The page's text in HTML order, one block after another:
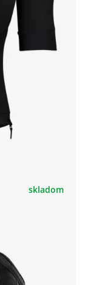
skladom